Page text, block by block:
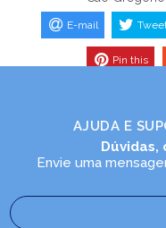
E-mail
Pin this
AJUDA E
Dúvidas,
Envie uma